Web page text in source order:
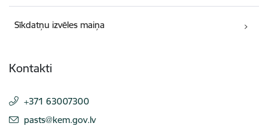
Sīkdatņu izvēles maiņa
Kontakti
+371 63007300
E-pasts:
pasts@kem.gov.lv